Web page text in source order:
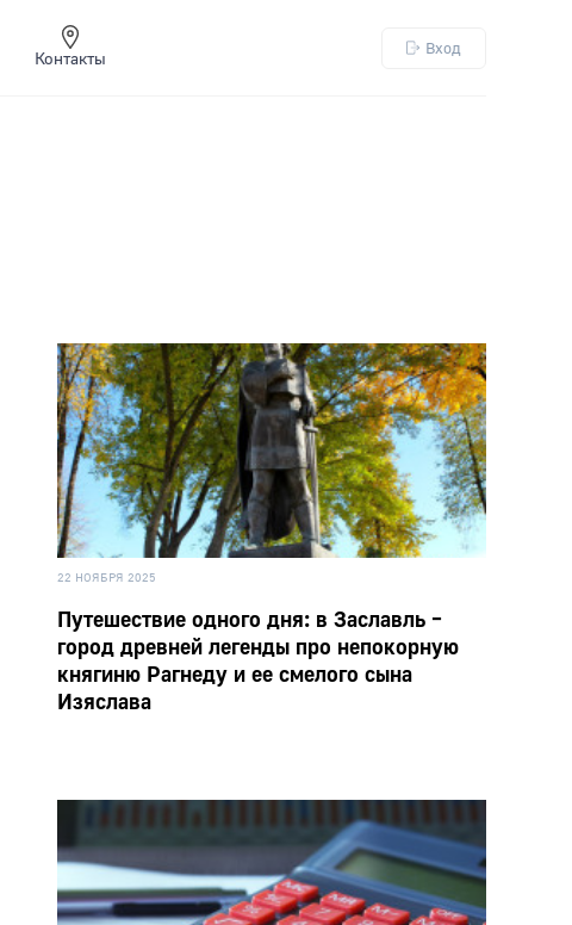
Контакты
Вход
22 НОЯБРЯ 2025
Путешествие одного дня: в Заславль –
город древней легенды про непокорную
княгиню Рагнеду и ее смелого сына
Изяслава